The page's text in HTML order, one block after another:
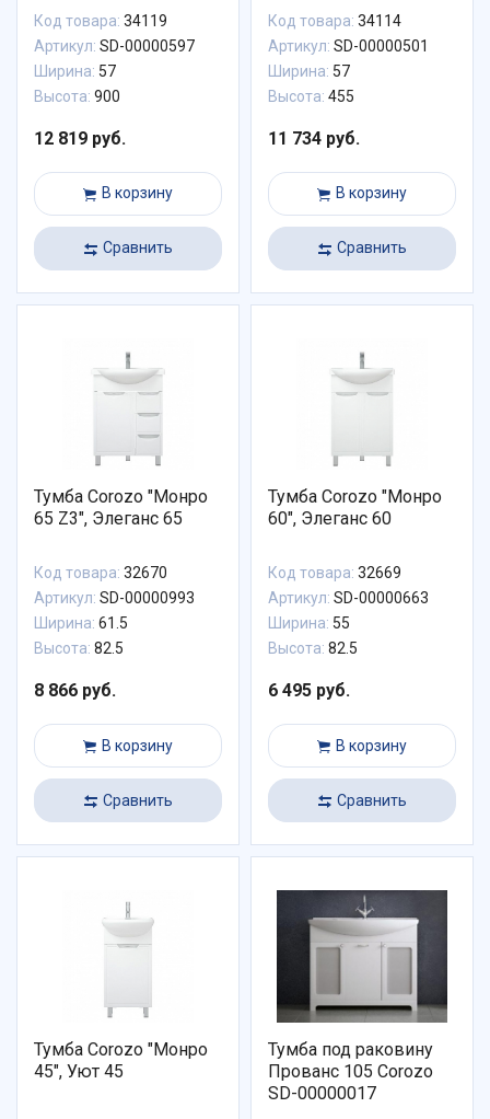
Код товара: 34119
Артикул: SD-00000597
Ширина: 57
Высота: 900
12 819 руб.
В корзину
Сравнить
Код товара: 34114
Артикул: SD-00000501
Ширина: 57
Высота: 455
11 734 руб.
В корзину
Сравнить
Тумба Corozo "Монро
65 Z3", Элеганс 65
Код товара: 32670
Артикул: SD-00000993
Ширина: 61.5
Высота: 82.5
8 866 руб.
В корзину
Сравнить
Тумба Corozo "Монро
60", Элеганс 60
Код товара: 32669
Артикул: SD-00000663
Ширина: 55
Высота: 82.5
6 495 руб.
В корзину
Сравнить
Тумба Corozo "Монро
45", Уют 45
Тумба под раковину
Прованс 105 Corozo
SD-00000017